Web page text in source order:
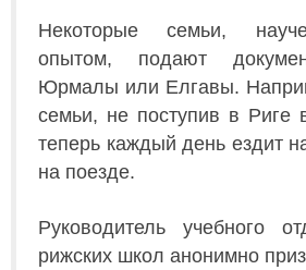
Некоторые семьи,
опытом, подают
Юрмалы или Елгавы.
семьи, не поступив в Риге
теперь каждый день ездит
на поезде.
Руководитель учебного
рижских школ анонимно